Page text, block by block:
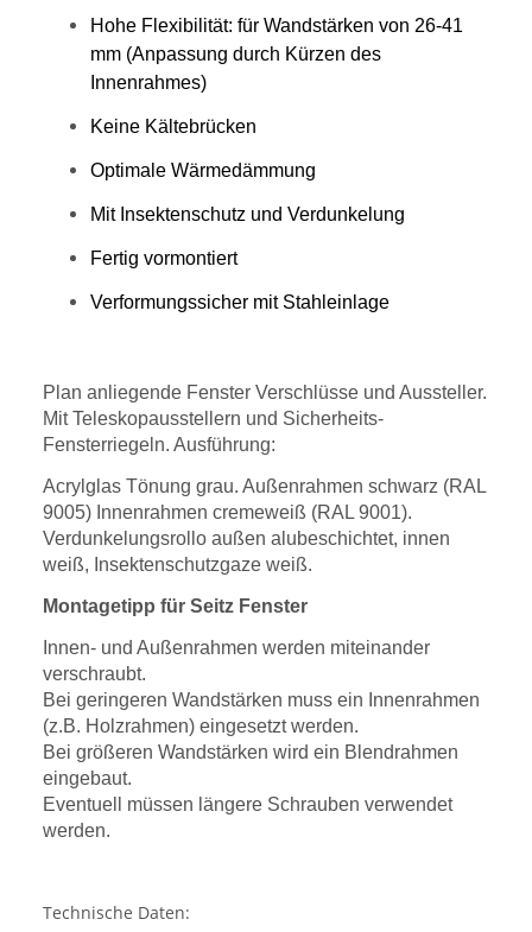
Hohe Flexibilität: für Wandstärken von 26-41
mm (Anpassung durch Kürzen des
Innenrahmes)
Keine Kältebrücken
Optimale Wärmedämmung
Mit Insektenschutz und Verdunkelung
Fertig vormontiert
Verformungssicher mit Stahleinlage
Plan anliegende Fenster Verschlüsse und Aussteller.
Mit Teleskopausstellern und Sicherheits-
Fensterriegeln. Ausführung:
Acrylglas Tönung grau. Außenrahmen schwarz (RAL
9005) Innenrahmen cremeweiß (RAL 9001).
Verdunkelungsrollo außen alubeschichtet, innen
weiß, Insektenschutzgaze weiß.
Montagetipp für Seitz Fenster
Innen- und Außenrahmen werden miteinander
verschraubt.
Bei geringeren Wandstärken muss ein Innenrahmen
(z.B. Holzrahmen) eingesetzt werden.
Bei größeren Wandstärken wird ein Blendrahmen
eingebaut.
Eventuell müssen längere Schrauben verwendet
werden.
Technische Daten: